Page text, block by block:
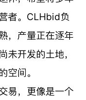
者。CLHbid负
，产量正在逐年
未开发的土地，
空间。
易，更像是一个